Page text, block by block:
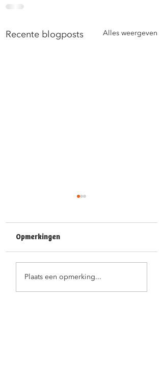
Recente blogposts Alles weergeven
kleuterproclamatie
Opmerkingen
Plaats een opmerking...